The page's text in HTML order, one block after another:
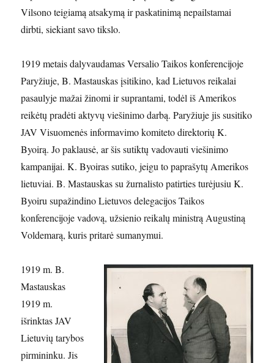
Vilsono teigiamą at­sakymą ir paskatinimą nepailstamai
dirbti, siekiant savo tikslo.
1919 metais dalyvaudamas Versalio Taikos konferencijoje
Paryžiuje, B. Mastauskas įsitikino, kad Lietuvos reikalai
pasaulyje mažai žinomi ir suprantami, todėl iš Amerikos
reikėtų pradėti aktyvų viešinimo darbą. Paryžiuje jis susitiko
JAV Visuomenės informavimo komiteto direktorių K.
Byoirą. Jo paklausė, ar šis sutiktų vadovauti viešinimo
kampanijai. K. Byoiras sutiko, jeigu to paprašytų Amerikos
lietuviai. B. Mastauskas su žurnalisto patirties turėjusiu K.
Byoiru supažindino Lietuvos delegacijos Taikos
konferencijoje vadovą, užsienio reikalų ministrą Augustiną
Voldemarą, kuris pritarė sumanymui.
1919 m. B.
Mastauskas
1919 m.
išrinktas JAV
Lietuvių tarybos
pirmininku. Jis